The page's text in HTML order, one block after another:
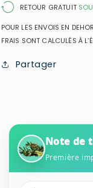
RETOUR GRATUIT
POUR LES ENVOIS EN
FRAIS SONT CALCULÉS À
Partager
Note de
Première